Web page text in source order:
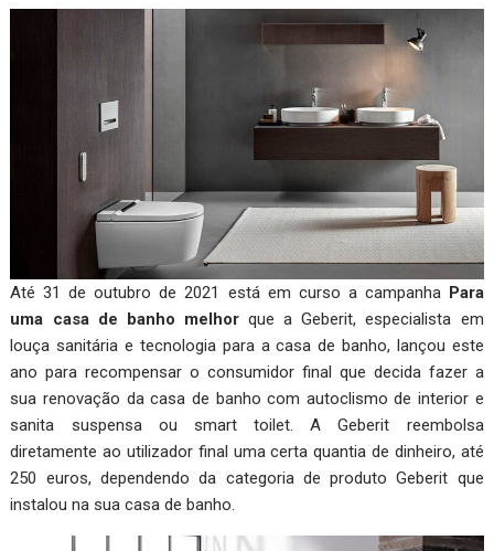
Até 31 de outubro de 2021 está em curso a campanha Para
uma casa de banho melhorque a Geberit, especialista em
louça sanitária e tecnologia para a casa de banho, lançou este
ano para recompensar o consumidor final que decida fazer a
sua renovação da casa de banho com autoclismo de interior e
sanita suspensa ou smart toilet. A Geberit reembolsa
diretamente ao utilizador final uma certa quantia de dinheiro, até
250 euros, dependendo da categoria de produto Geberit que
instalou na sua casa de banho.